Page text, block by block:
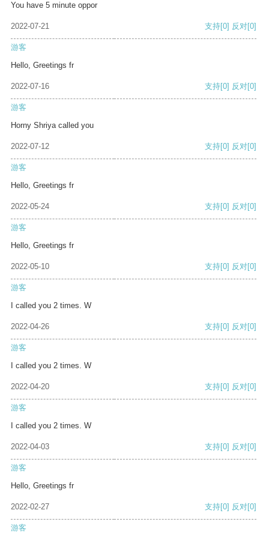
You have 5 minute oppor
2022-07-21 支持[0] 反对[0]
游客
Hello, Greetings fr
2022-07-16 支持[0] 反对[0]
游客
Horny Shriya called you
2022-07-12 支持[0] 反对[0]
游客
Hello, Greetings fr
2022-05-24 支持[0] 反对[0]
游客
Hello, Greetings fr
2022-05-10 支持[0] 反对[0]
游客
I called you 2 times. W
2022-04-26 支持[0] 反对[0]
游客
I called you 2 times. W
2022-04-20 支持[0] 反对[0]
游客
I called you 2 times. W
2022-04-03 支持[0] 反对[0]
游客
Hello, Greetings fr
2022-02-27 支持[0] 反对[0]
游客